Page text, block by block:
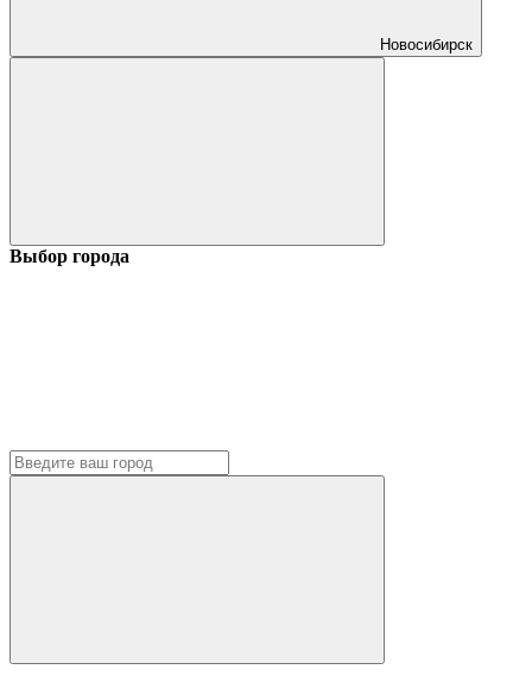
Новосибирск
Выбор города